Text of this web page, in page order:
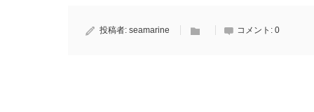
投稿者: seamarine コメント: 0